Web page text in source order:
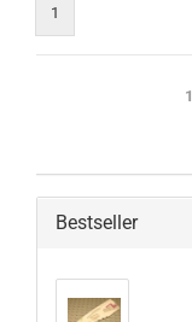
1
1
Bestseller